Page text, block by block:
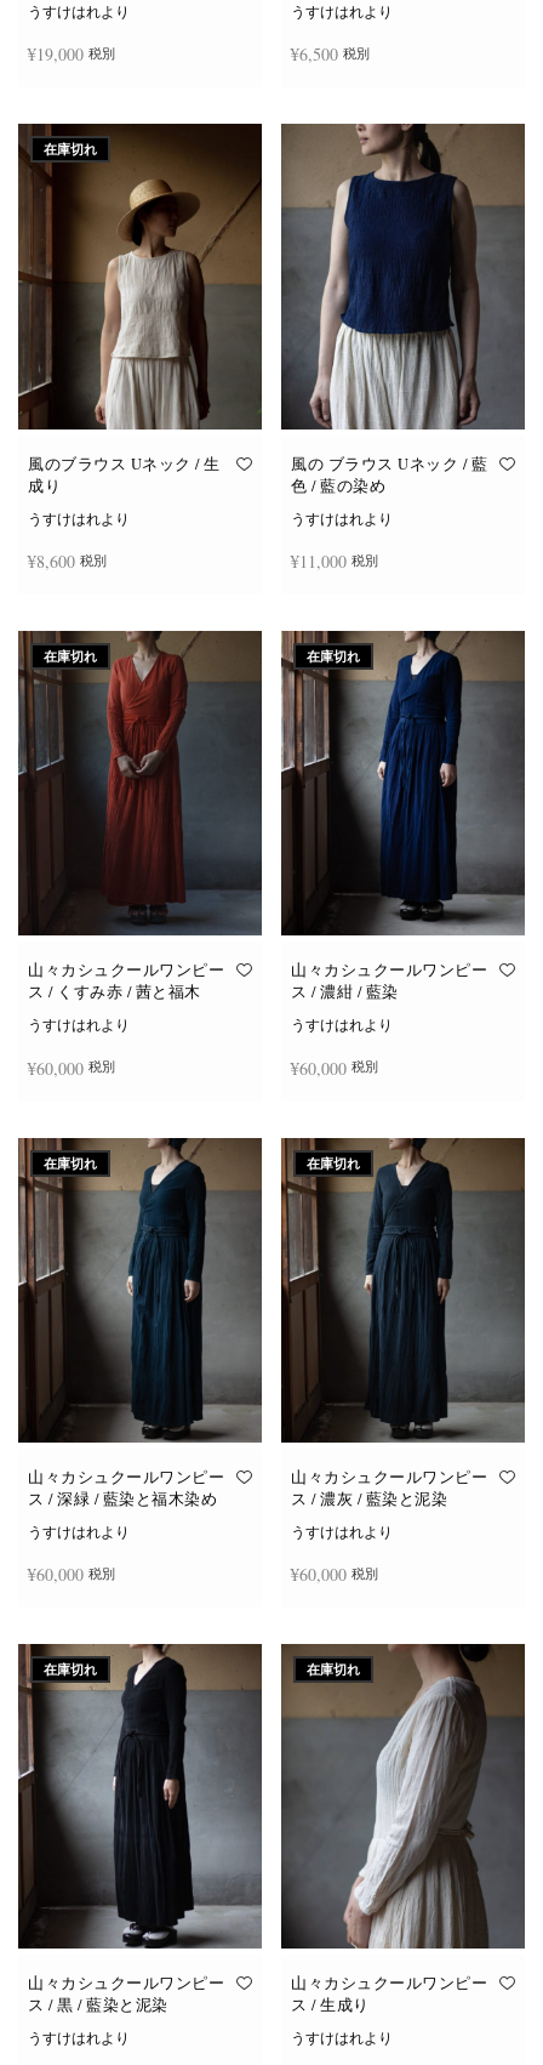
ジ
選
択
で
き
ま
す
ジ
か
ら
選
うすけはれより
¥19,000 税別
うすけはれより
¥6,500 税別
在庫切れ
風のブラウス Uネック / 生
成り
うすけはれより
¥8,600 税別
風の ブラウス Uネック / 藍
色 / 藍の染め
うすけはれより
¥11,000 税別
在庫切れ
山々カシュクールワンピー
ス / くすみ赤 / 茜と福木
うすけはれより
¥60,000 税別
在庫切れ
山々カシュクールワンピー
ス / 濃紺 / 藍染
うすけはれより
¥60,000 税別
在庫切れ
山々カシュクールワンピー
ス / 深緑 / 藍染と福木染め
うすけはれより
¥60,000 税別
在庫切れ
山々カシュクールワンピー
ス / 濃灰 / 藍染と泥染
うすけはれより
¥60,000 税別
在庫切れ
山々カシュクールワンピー
ス / 黒 / 藍染と泥染
うすけはれより
在庫切れ
山々カシュクールワンピー
ス / 生成り
うすけはれより